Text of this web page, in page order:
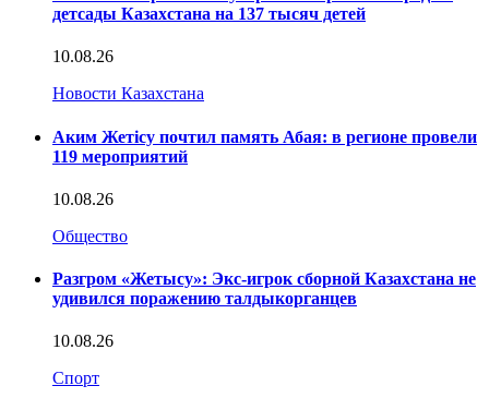
детсады Казахстана на 137 тысяч детей
10.08.26
Новости Казахстана
Аким Жетісу почтил память Абая: в регионе провели
119 мероприятий
10.08.26
Общество
Разгром «Жетысу»: Экс-игрок сборной Казахстана не
удивился поражению талдыкорганцев
10.08.26
Спорт